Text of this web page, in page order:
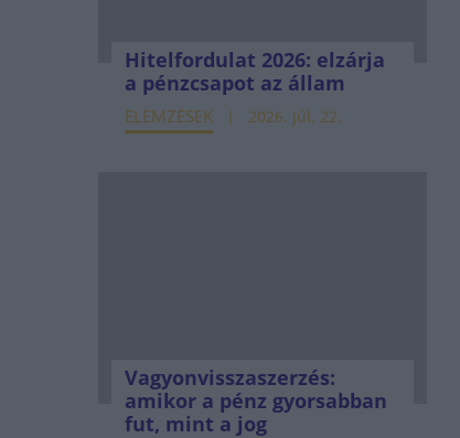
Hitelfordulat 2026: elzárja
a pénzcsapot az állam
ELEMZÉSEK 2026. júl. 22.
Vagyonvisszaszerzés:
amikor a pénz gyorsabban
fut, mint a jog